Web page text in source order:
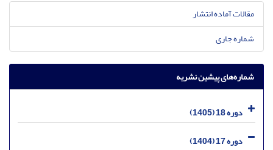
مقالات آماده انتشار
شماره جاری
شماره‌های پیشین نشریه
دوره 18 (1405)
دوره 17 (1404)